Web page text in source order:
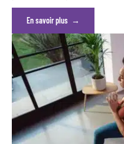
En savoir plus